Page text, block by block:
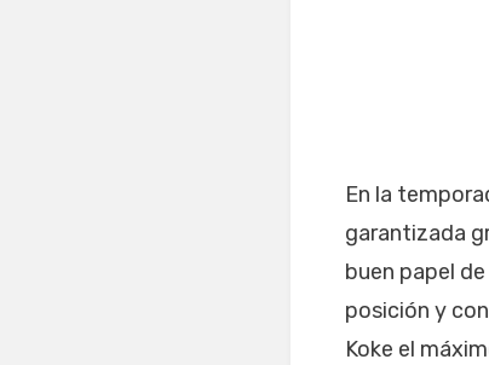
En la
garantizada
buen papel
posición y
Koke el